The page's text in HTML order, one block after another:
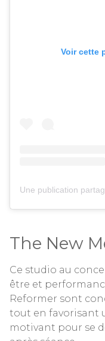
Voir cette
The New
Ce studio au
être et
Reformer sont
tout en favorisant
motivant pour se